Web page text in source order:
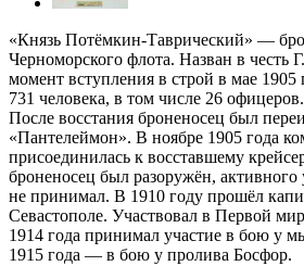
«Князь Потёмкин-Таврический» —
Черноморского флота. Назван в честь
момент вступления в строй в мае 1905
731 человека, в том числе 26 офицеров.
После восстания броненосец был
«Пантелеймон». В ноябре 1905 года
присоединилась к восставшему
броненосец был разоружён, активного
не принимал. В 1910 году прошёл
Севастополе. Участвовал в Первой
1914 года принимал участие в бою у
1915 года — в бою у пролива Босфор.